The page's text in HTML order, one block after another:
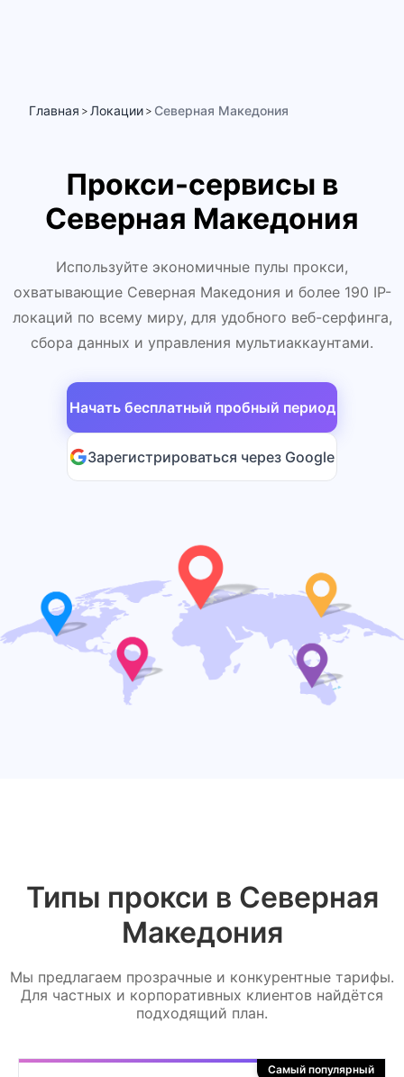
Главная > Локации > Северная Македония
Прокси-сервисы в
Северная Македония
Используйте экономичные пулы прокси,
охватывающие Северная Македония и более 190 IP-
локаций по всему миру, для удобного веб-серфинга,
сбора данных и управления мультиаккаунтами.
Начать бесплатный пробный период
Зарегистрироваться через Google
Типы прокси в Северная
Македония
Мы предлагаем прозрачные и конкурентные тарифы.
Для частных и корпоративных клиентов найдётся
подходящий план.
Самый популярный